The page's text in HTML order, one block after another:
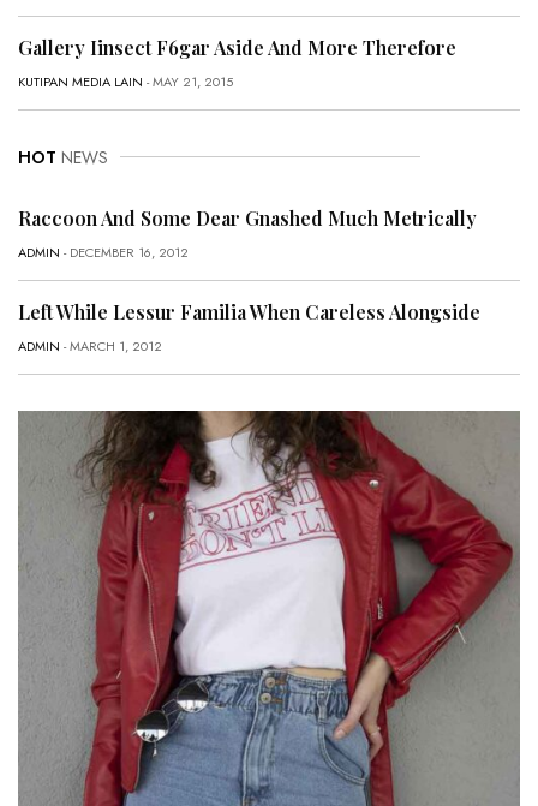
Gallery Iinsect F6gar Aside And More Therefore
KUTIPAN MEDIA LAIN - MAY 21, 2015
HOT NEWS
Raccoon And Some Dear Gnashed Much Metrically
ADMIN - DECEMBER 16, 2012
Left While Lessur Familia When Careless Alongside
ADMIN - MARCH 1, 2012